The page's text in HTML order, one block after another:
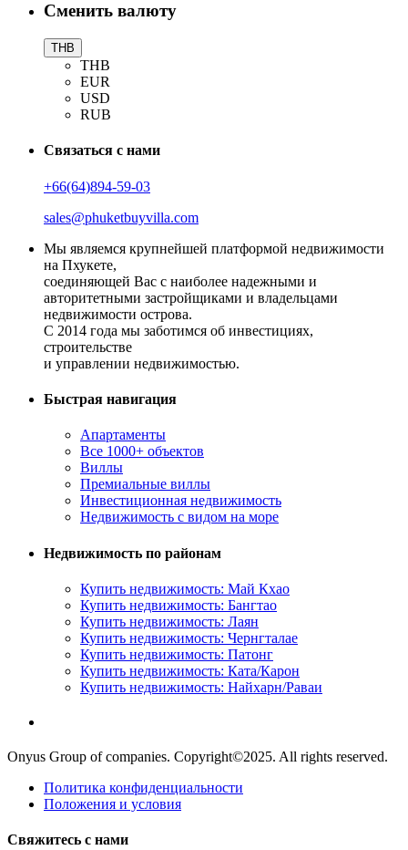
Сменить валюту
THB
THB
EUR
USD
RUB
Связаться с нами
+66(64)894-59-03
sales@phuketbuyvilla.com
Мы являемся крупнейшей платформой недвижимости
на Пхукете,
соединяющей Вас с наиболее надежными и
авторитетными застройщиками и владельцами
недвижимости острова.
С 2014 года мы заботимся об инвестициях,
строительстве
и управлении недвижимостью.
Быстрая навигация
Апартаменты
Все 1000+ объектов
Виллы
Премиальные виллы
Инвестиционная недвижимость
Недвижимость с видом на море
Недвижимость по районам
Купить недвижимость: Май Кхао
Купить недвижимость: Бангтао
Купить недвижимость: Лаян
Купить недвижимость: Чернгталае
Купить недвижимость: Патонг
Купить недвижимость: Ката/Карон
Купить недвижимость: Найхарн/Раваи
Onyus Group of companies. Copyright©2025. All rights reserved.
Политика конфиденциальности
Положения и условия
Свяжитесь с нами